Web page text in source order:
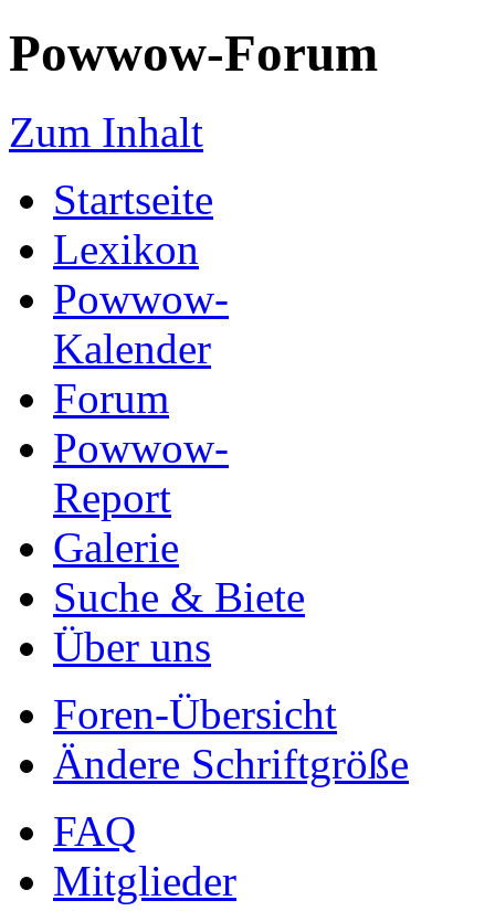
Powwow-Forum
Zum Inhalt
Startseite
Lexikon
Powwow-
Kalender
Forum
Powwow-
Report
Galerie
Suche & Biete
Über uns
Foren-Übersicht
Ändere Schriftgröße
FAQ
Mitglieder